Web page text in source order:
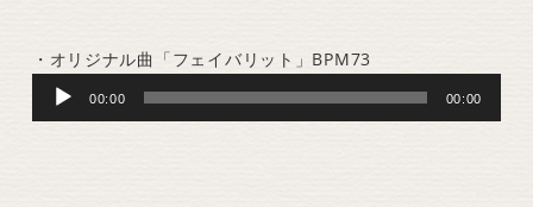
・オリジナル曲「フェイバリット」BPM73
Audio
Player
00:00 00:00